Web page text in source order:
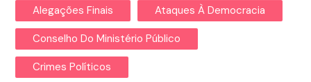
Alegações Finais Ataques À Democracia
Conselho Do Ministério Público
Crimes Políticos